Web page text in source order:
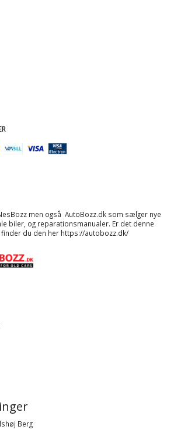
men også AutoBozz.dk som sælger nye
biler, og reparationsmanualer. Er det denne
du den her https://autobozz.dk/
Berg